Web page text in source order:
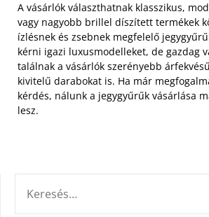
A vásárlók választhatnak klasszikus,
vagy nagyobb brillel díszített termékek
ízlésnek és zsebnek megfelelő
kérni igazi luxusmodelleket, de gazdag
találnak a vásárlók szerényebb
kivitelű darabokat is. Ha már
kérdés, nálunk a jegygyűrűk vásárlása
lesz.